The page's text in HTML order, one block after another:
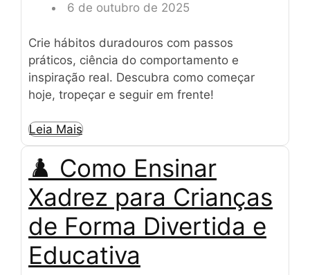
6 de outubro de 2025
Crie hábitos duradouros com passos
práticos, ciência do comportamento e
inspiração real. Descubra como começar
hoje, tropeçar e seguir em frente!
Leia Mais
♟️ Como Ensinar
Xadrez para Crianças
de Forma Divertida e
Educativa